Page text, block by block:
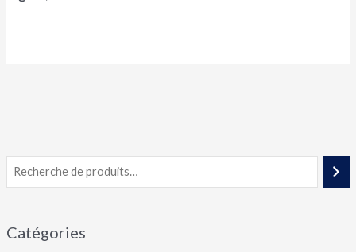
Catégories